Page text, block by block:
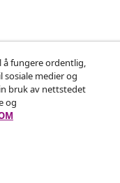
å fungere ordentlig,
medier og
bruk av nettstedet
og